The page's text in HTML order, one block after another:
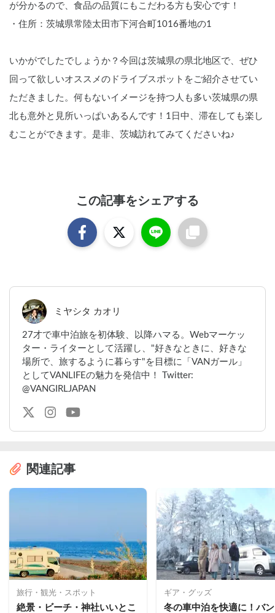
が分かるので、食品の品質にもこだわる方も安心です！
・住所：茨城県常陸太田市下河合町1016番地の1
いかがでしたでしょうか？今回は茨城県の県北地区で、ぜひ
回って欲しいオススメのドライブスポットをご紹介させてい
ただきました。何もないイメージを持つ人も多い茨城県の県
北も意外と見所いっぱいあるんです！1日中、滞在しても楽し
むことができます。是非、茨城訪れてみてくださいね♪
この記事をシェアする
ミヤシタ カオリ
27才で車中泊旅を初体験、以降ハマる。Webマーケッ
ター・ライターとして活躍し、"好きなときに、好きな
場所で、旅するように暮らす"を目標に「VANガール」
としてVANLIFEの魅力を発信中！ Twitter:
@VANGIRLJAPAN
関連記事
旅行・観光・スポット
絶景・ビーチ・神社いいとこ
ギア・グッズ
冬の車中泊を快適に！バ